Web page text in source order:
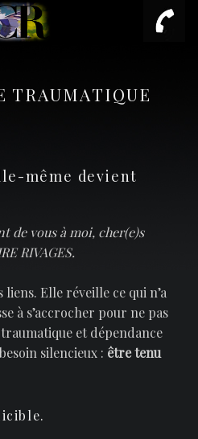
TRAUMATIQUE
même devient
de vous à moi, cher(e)s
RIVAGES.
Elle réveille ce qui n’a
à s’accrocher pour ne pas
et dépendance
silencieux : être tenu